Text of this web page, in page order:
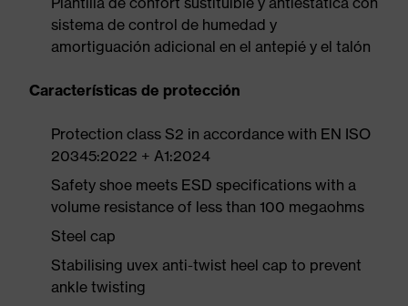
sistema de control de humedad y
amortiguación adicional en el antepié y el talón
Características de protección
Protection class S2 in accordance with EN ISO
20345:2022 + A1:2024
Safety shoe meets ESD specifications with a
volume resistance of less than 100 megaohms
Steel cap
Stabilising uvex anti-twist heel cap to prevent
ankle twisting